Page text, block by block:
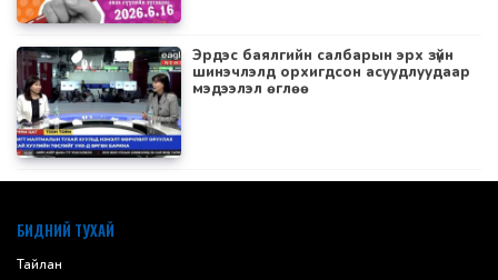
Эрдэс баялгийн салбарын эрх зүйн
шинэчлэлд орхигдсон асуудлуудаар
мэдээлэл өглөө
БИДНИЙ ТУХАЙ
Тайлан